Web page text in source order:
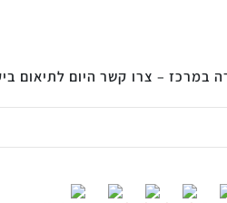
במרכז – צרו קשר היום לתיאום